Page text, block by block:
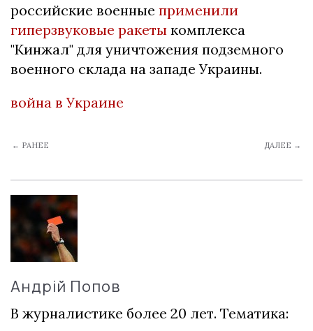
российские военные применили
гиперзвуковые ракеты комплекса
"Кинжал" для уничтожения подземного
военного склада на западе Украины.
война в Украине
← РАНЕЕ ДАЛЕЕ →
Андрій Попов
В журналистике более 20 лет. Тематика: